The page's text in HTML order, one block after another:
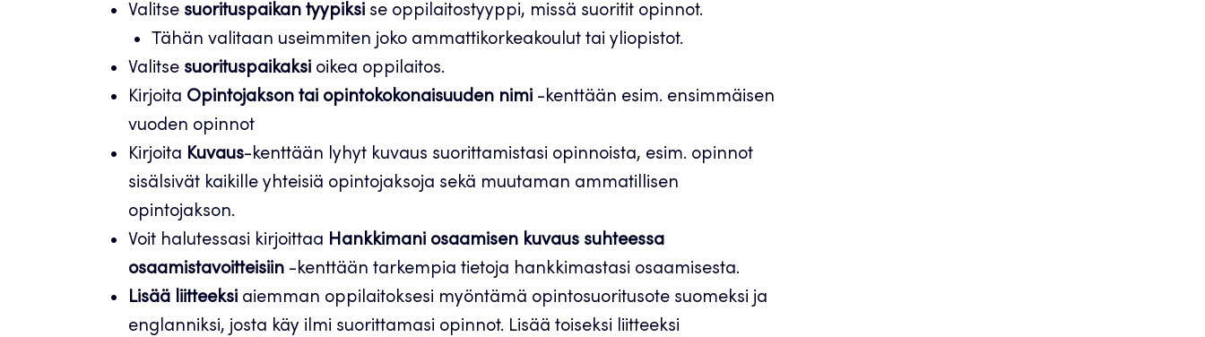
Valitse suorituspaikan tyypiksise oppilaitostyyppi, missä suoritit opinnot.
Tähän valitaan useimmiten joko ammattikorkeakoulut tai yliopistot.
Valitse suorituspaikaksioikea oppilaitos.
Kirjoita Opintojakson tai opintokokonaisuuden nimi -kenttään esim. ensimmäisen
vuoden opinnot
Kirjoita Kuvaus-kenttään lyhyt kuvaus suorittamistasi opinnoista, esim. opinnot
sisälsivät kaikille yhteisiä opintojaksoja sekä muutaman ammatillisen
opintojakson.
Voit halutessasi kirjoittaa Hankkimani osaamisen kuvaus suhteessa
osaamistavoitteisiin-kenttään tarkempia tietoja hankkimastasi osaamisesta.
Lisää liitteeksiaiemman oppilaitoksesi myöntämä opintosuoritusote suomeksi ja
englanniksi, josta käy ilmi suorittamasi opinnot. Lisää toiseksi liitteeksi